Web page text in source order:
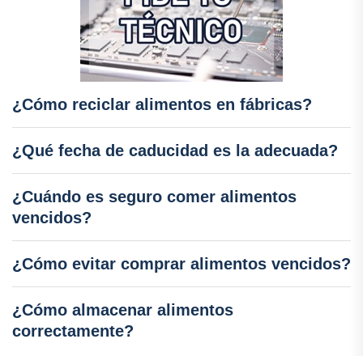
¿Cómo reciclar alimentos en fábricas?
¿Qué fecha de caducidad es la adecuada?
¿Cuándo es seguro comer alimentos
vencidos?
¿Cómo evitar comprar alimentos vencidos?
¿Cómo almacenar alimentos
correctamente?